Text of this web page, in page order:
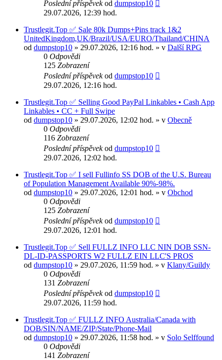
Poslední příspěvekod dumpstop10
29.07.2026, 12:39 hod.
Trustlegit.Top ✅ Sale 80k Dumps+Pins track 1&2
UnitedKingdom,UK/Brazil/USA/EURO/Thailand/CHINA
od dumpstop10 » 29.07.2026, 12:16 hod. » v Další RPG
0 Odpovědi
125 Zobrazení
Poslední příspěvekod dumpstop10
29.07.2026, 12:16 hod.
Trustlegit.Top ✅ Selling Good PayPal Linkables • Cash App
Linkables • CC + Full Swipe
od dumpstop10 » 29.07.2026, 12:02 hod. » v Obecně
0 Odpovědi
116 Zobrazení
Poslední příspěvekod dumpstop10
29.07.2026, 12:02 hod.
Trustlegit.Top ✅ I sell Fullinfo SS DOB of the U.S. Bureau
of Population Management Available 90%-98%.
od dumpstop10 » 29.07.2026, 12:01 hod. » v Obchod
0 Odpovědi
125 Zobrazení
Poslední příspěvekod dumpstop10
29.07.2026, 12:01 hod.
Trustlegit.Top ✅ Sell FULLZ INFO LLC NIN DOB SSN-
DL-ID-PASSPORTS W2 FULLZ EIN LLC'S PROS
od dumpstop10 » 29.07.2026, 11:59 hod. » v Klany/Guildy
0 Odpovědi
131 Zobrazení
Poslední příspěvekod dumpstop10
29.07.2026, 11:59 hod.
Trustlegit.Top ✅ FULLZ INFO Australia/Canada with
DOB/SIN/NAME/ZIP/State/Phone-Mail
od dumpstop10 » 29.07.2026, 11:58 hod. » v Solo Selffound
0 Odpovědi
141 Zobrazení